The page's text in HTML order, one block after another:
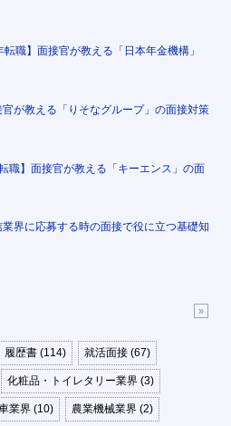
職】面接官が教える「日本年金機構」
が教える「りそなグループ」の面接対策
職】面接官が教える「キーエンス」の面
界に応募する時の面接で役に立つ基礎知
履歴書 (114) 就活面接 (67)
化粧品・トイレタリー業界 (3)
業界 (10) 農業機械業界 (2)